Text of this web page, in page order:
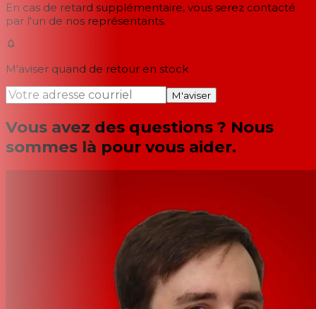
En cas de retard supplémentaire, vous serez contacté
par l'un de nos représentants.
M'aviser quand de retour en stock
M'aviser
Vous avez des questions ? Nous
sommes là pour vous aider.